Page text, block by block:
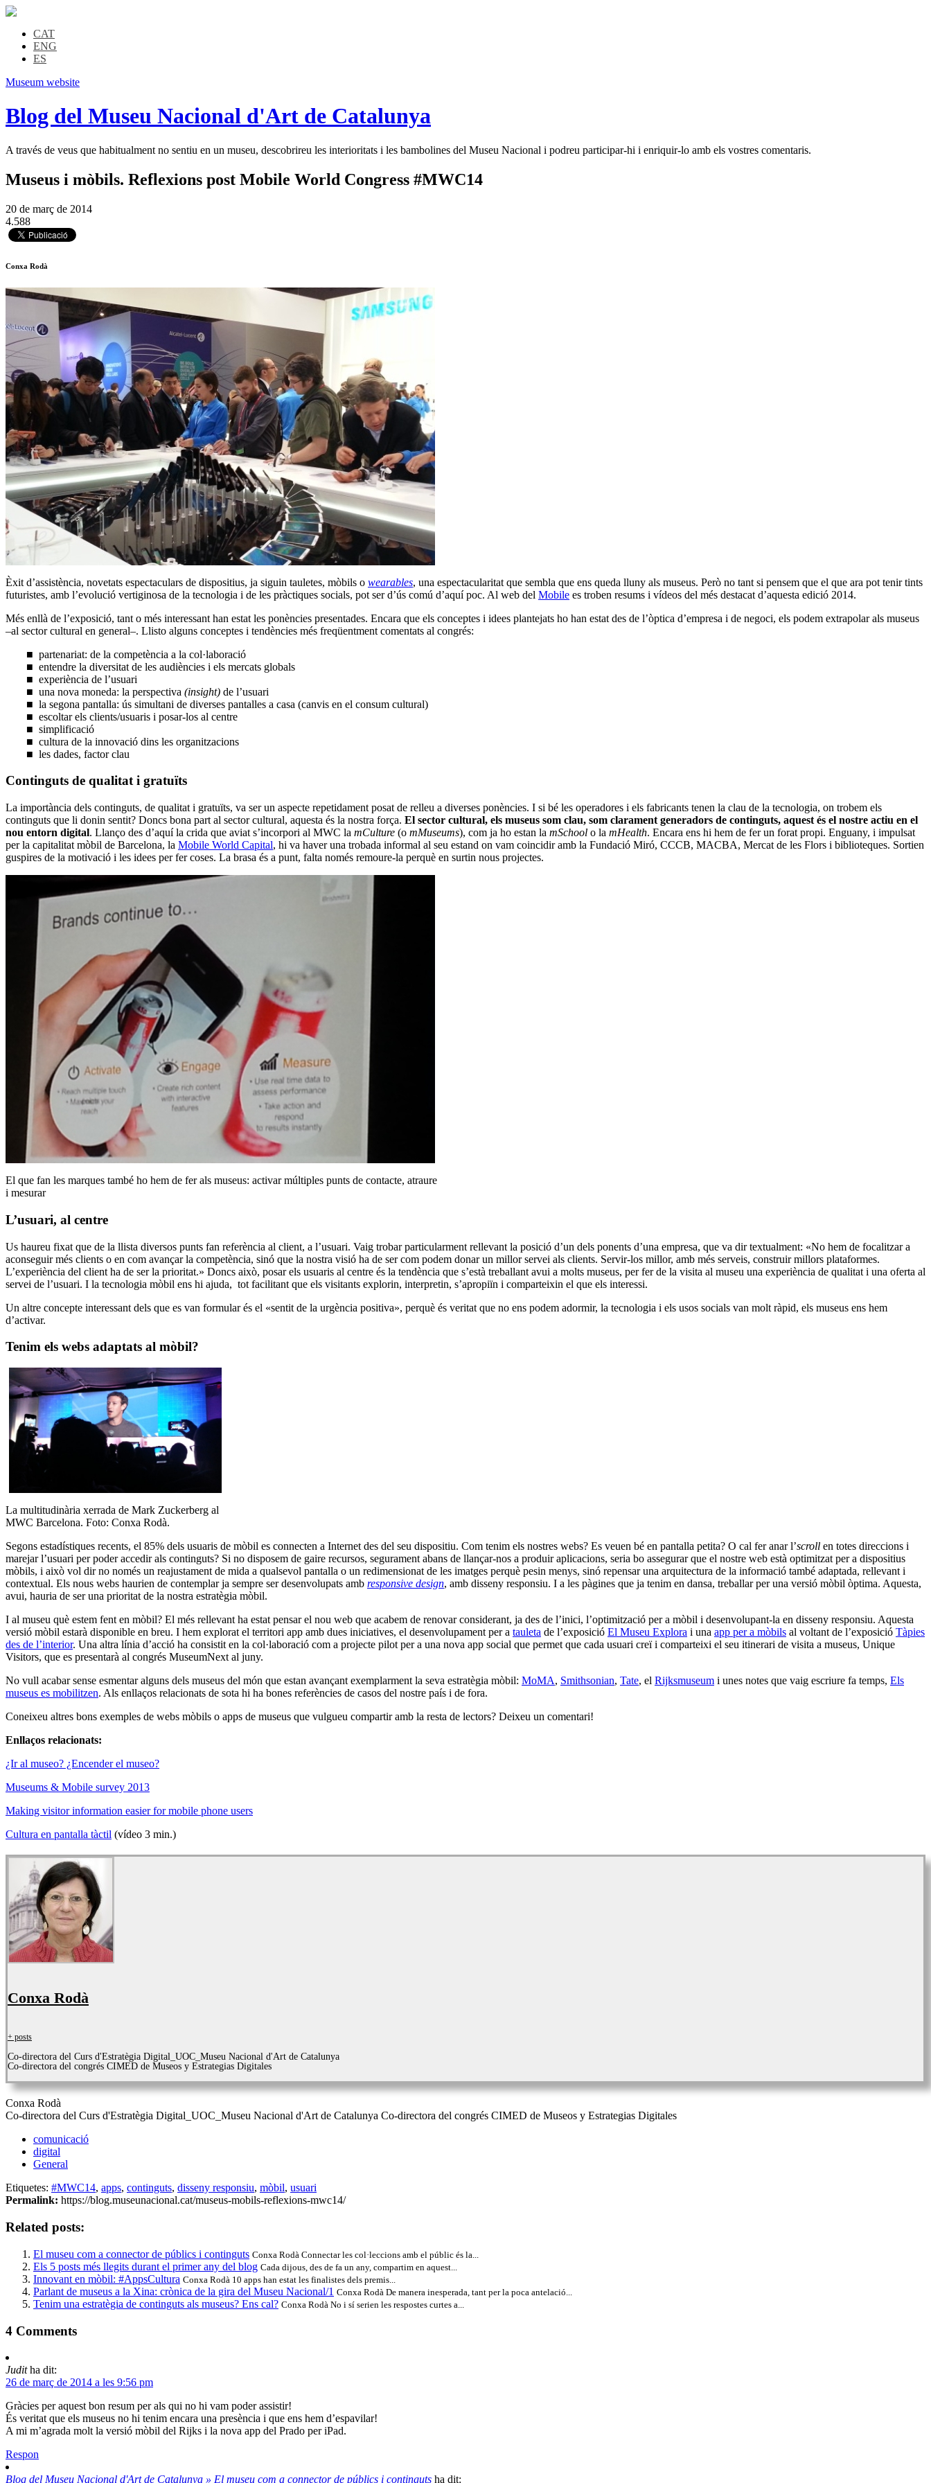
CAT
ENG
ES
Museum website
Blog del Museu Nacional d'Art de Catalunya
A través de veus que habitualment no sentiu en un museu, descobrireu les interioritats i les bambolines del Museu Nacional i podreu participar-hi i enriquir-lo amb els vostres comentaris.
Museus i mòbils. Reflexions post Mobile World Congress #MWC14
20 de març de 2014
4.588
Conxa Rodà
Èxit d’assistència, novetats espectaculars de dispositius, ja siguin tauletes, mòbils o wearables, una espectacularitat que sembla que ens queda lluny als museus. Però no tant si pensem que el que ara pot tenir tints
futuristes, amb l’evolució vertiginosa de la tecnologia i de les pràctiques socials, pot ser d’ús comú d’aquí poc. Al web del Mobile es troben resums i vídeos del més destacat d’aquesta edició 2014.
Més enllà de l’exposició, tant o més interessant han estat les ponències presentades. Encara que els conceptes i idees plantejats ho han estat des de l’òptica d’empresa i de negoci, els podem extrapolar als museus
–al sector cultural en general–. Llisto alguns conceptes i tendències més freqüentment comentats al congrés:
■ partenariat: de la competència a la col·laboració
■ entendre la diversitat de les audiències i els mercats globals
■ experiència de l’usuari
■ una nova moneda: la perspectiva (insight) de l’usuari
■ la segona pantalla: ús simultani de diverses pantalles a casa (canvis en el consum cultural)
■ escoltar els clients/usuaris i posar-los al centre
■ simplificació
■ cultura de la innovació dins les organitzacions
■ les dades, factor clau
Continguts de qualitat i gratuïts
La importància dels continguts, de qualitat i gratuïts, va ser un aspecte repetidament posat de relleu a diverses ponències. I si bé les operadores i els fabricants tenen la clau de la tecnologia, on trobem els
continguts que li donin sentit? Doncs bona part al sector cultural, aquesta és la nostra força. El sector cultural, els museus som clau, som clarament generadors de continguts, aquest és el nostre actiu en el
nou entorn digital. Llanço des d’aquí la crida que aviat s’incorpori al MWC la mCulture (o mMuseums), com ja ho estan la mSchool o la mHealth. Encara ens hi hem de fer un forat propi. Enguany, i impulsat
per la capitalitat mòbil de Barcelona, la Mobile World Capital, hi va haver una trobada informal al seu estand on vam coincidir amb la Fundació Miró, CCCB, MACBA, Mercat de les Flors i biblioteques. Sortien
guspires de la motivació i les idees per fer coses. La brasa és a punt, falta només remoure-la perquè en surtin nous projectes.
El que fan les marques també ho hem de fer als museus: activar múltiples punts de contacte, atraure
i mesurar
L’usuari, al centre
Us haureu fixat que de la llista diversos punts fan referència al client, a l’usuari. Vaig trobar particularment rellevant la posició d’un dels ponents d’una empresa, que va dir textualment: «No hem de focalitzar a
aconseguir més clients o en com avançar la competència, sinó que la nostra visió ha de ser com podem donar un millor servei als clients. Servir-los millor, amb més serveis, construir millors plataformes.
L’experiència del client ha de ser la prioritat.» Doncs això, posar els usuaris al centre és la tendència que s’està treballant avui a molts museus, per fer de la visita al museu una experiència de qualitat i una oferta al
servei de l’usuari. I la tecnologia mòbil ens hi ajuda, tot facilitant que els visitants explorin, interpretin, s’apropiïn i comparteixin el que els interessi.
Un altre concepte interessant dels que es van formular és el «sentit de la urgència positiva», perquè és veritat que no ens podem adormir, la tecnologia i els usos socials van molt ràpid, els museus ens hem
d’activar.
Tenim els webs adaptats al mòbil?
La multitudinària xerrada de Mark Zuckerberg al
MWC Barcelona. Foto: Conxa Rodà.
Segons estadístiques recents, el 85% dels usuaris de mòbil es connecten a Internet des del seu dispositiu. Com tenim els nostres webs? Es veuen bé en pantalla petita? O cal fer anar l’scroll en totes direccions i
marejar l’usuari per poder accedir als continguts? Si no disposem de gaire recursos, segurament abans de llançar-nos a produir aplicacions, seria bo assegurar que el nostre web està optimitzat per a dispositius
mòbils, i això vol dir no només un reajustament de mida a qualsevol pantalla o un redimensionat de les imatges perquè pesin menys, sinó repensar una arquitectura de la informació també adaptada, rellevant i
contextual. Els nous webs haurien de contemplar ja sempre ser desenvolupats amb responsive design, amb disseny responsiu. I a les pàgines que ja tenim en dansa, treballar per una versió mòbil òptima. Aquesta,
avui, hauria de ser una prioritat de la nostra estratègia mòbil.
I al museu què estem fent en mòbil? El més rellevant ha estat pensar el nou web que acabem de renovar considerant, ja des de l’inici, l’optimització per a mòbil i desenvolupant-la en disseny responsiu. Aquesta
versió mòbil estarà disponible en breu. I hem explorat el territori app amb dues iniciatives, el desenvolupament per a tauleta de l’exposició El Museu Explora i una app per a mòbils al voltant de l’exposició Tàpies
des de l’interior. Una altra línia d’acció ha consistit en la col·laboració com a projecte pilot per a una nova app social que permet que cada usuari creï i comparteixi el seu itinerari de visita a museus, Unique
Visitors, que es presentarà al congrés MuseumNext al juny.
No vull acabar sense esmentar alguns dels museus del món que estan avançant exemplarment la seva estratègia mòbil: MoMA, Smithsonian, Tate, el Rijksmuseum i unes notes que vaig escriure fa temps, Els
museus es mobilitzen. Als enllaços relacionats de sota hi ha bones referències de casos del nostre país i de fora.
Coneixeu altres bons exemples de webs mòbils o apps de museus que vulgueu compartir amb la resta de lectors? Deixeu un comentari!
Enllaços relacionats:
¿Ir al museo? ¿Encender el museo?
Museums & Mobile survey 2013
Making visitor information easier for mobile phone users
Cultura en pantalla tàctil (vídeo 3 min.)
Conxa Rodà
+ posts
Co-directora del Curs d'Estratègia Digital_UOC_Museu Nacional d'Art de Catalunya
Co-directora del congrés CIMED de Museos y Estrategias Digitales
Conxa Rodà
Co-directora del Curs d'Estratègia Digital_UOC_Museu Nacional d'Art de Catalunya Co-directora del congrés CIMED de Museos y Estrategias Digitales
comunicació
digital
General
Etiquetes: #MWC14, apps, continguts, disseny responsiu, mòbil, usuari
Permalink: https://blog.museunacional.cat/museus-mobils-reflexions-mwc14/
Related posts:
El museu com a connector de públics i continguts Conxa Rodà Connectar les col·leccions amb el públic és la...
Els 5 posts més llegits durant el primer any del blog Cada dijous, des de fa un any, compartim en aquest...
Innovant en mòbil: #AppsCultura Conxa Rodà 10 apps han estat les finalistes dels premis...
Parlant de museus a la Xina: crònica de la gira del Museu Nacional/1 Conxa Rodà De manera inesperada, tant per la poca antelació...
Tenim una estratègia de continguts als museus? Ens cal? Conxa Rodà No i sí serien les respostes curtes a...
4 Comments
Judit ha dit:
26 de març de 2014 a les 9:56 pm
Gràcies per aquest bon resum per als qui no hi vam poder assistir!
És veritat que els museus no hi tenim encara una presència i que ens hem d’espavilar!
A mi m’agrada molt la versió mòbil del Rijks i la nova app del Prado per iPad.
Respon
Blog del Museu Nacional d'Art de Catalunya » El museu com a connector de públics i continguts ha dit: